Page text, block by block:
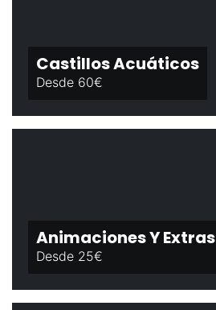
Castillos Acuáticos
Desde 60€
Animaciones Y Extras
Desde 25€